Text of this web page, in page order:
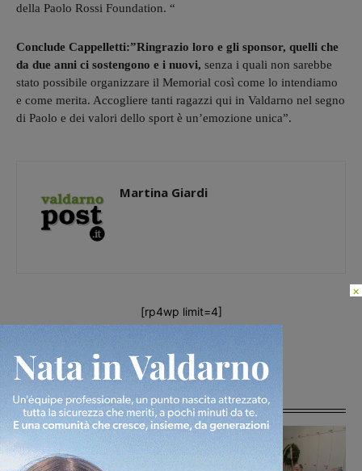
Articoli correlati
della Paolo Rossi Foundation. “
Conclude Cappelletti:”Ringrazio loro e gli sponsor, quelli che
da due anni ci sostengono e i nuovi, senza i quali non sarebbe
stato possibile organizzare il Memorial così come lo intendiamo
e come merita. Accogliere tanti ragazzi qui in Valdarno nel segno
di Paolo e dei valori dello sport è un’emozione unica”.
Martina Giardi
[rp4wp limit=4]
×